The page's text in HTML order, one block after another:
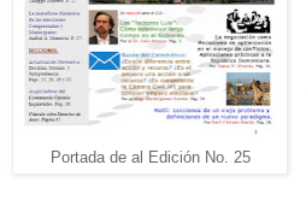
Portada de al Edición No. 25